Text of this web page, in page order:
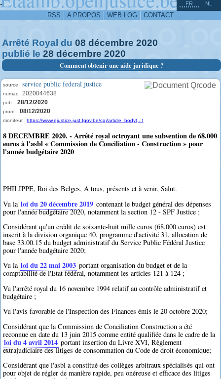
-
RSS A PROPOS WEB LOG CONTACT
FR NL
Arrêté Royal du 08 décembre 2020
publié le 28 décembre 2020
Comment obtenir une aide juridique ?
source service public federal justice
numac 2020044638
pub. 28/12/2020
prom. 08/12/2020
moniteur https://www.ejustice.just.fgov.be/cgi/article_body(...)
8 DECEMBRE 2020. - Arrêté royal octroyant une subvention de 68.000
euros à l'asbl « Commission de Conciliation - Construction » pour
l'année budgétaire 2020
PHILIPPE, Roi des Belges, A tous, présents et à venir, Salut.
Vu la loi du 20 décembre 2019 contenant le budget général des dépenses
pour l'année budgétaire 2020, notamment la section 12 - SPF Justice ;
Considérant qu'un crédit de soixante-huit mille euros (68.000 euros) est
inscrit à la division organique 40, programme d'activité 31, allocation de
base 33.00.15 du budget administratif du Service Public Fédéral Justice
pour l'année budgétaire 2020;
Vu la loi du 22 mai 2003 portant organisation du budget et de la
comptabilité de l'Etat fédéral, notamment les articles 121 à 124 ;
Vu l'arrêté royal du 16 novembre 1994 relatif au contrôle administratif et
budgétaire ;
Vu l'avis favorable de l'Inspection des Finances émis le 20 octobre 2020;
Considérant que la Commission de Conciliation Construction a été
reconnue en date du 13 juin 2015 comme entité qualifiée dans le cadre de la
loi du 4 avril 2014 portant insertion du Livre XVI, Règlement
extrajudiciaire des litiges de consommation du Code de droit économique;
Considérant que l'asbl a constitué des collèges arbitraux spécialisés qui ont
pour objet de régler de manière rapide, peu onéreuse et efficace des litiges
^